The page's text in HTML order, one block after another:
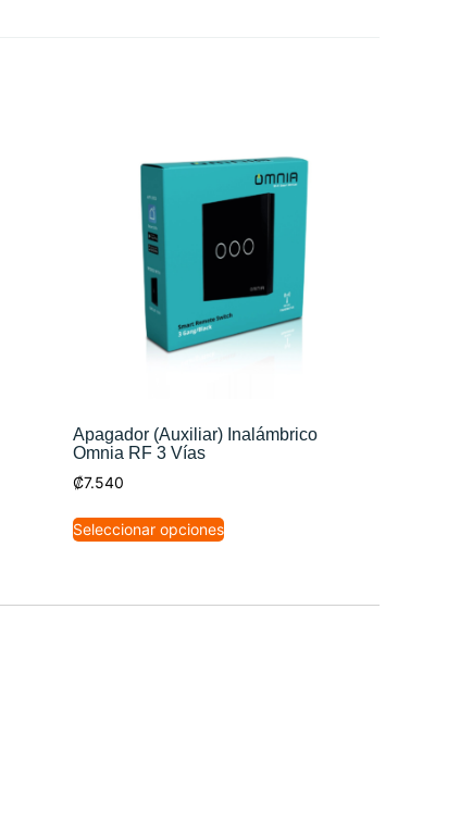
Apagador (Auxiliar) Inalámbrico
Omnia RF 3 Vías
₡7.540
Seleccionar opciones